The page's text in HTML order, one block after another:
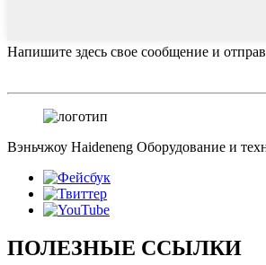
Напишите здесь свое сообщение и
Вэньчжоу Haideneng Оборудование и
ПОЛЕЗНЫЕ ССЫЛКИ